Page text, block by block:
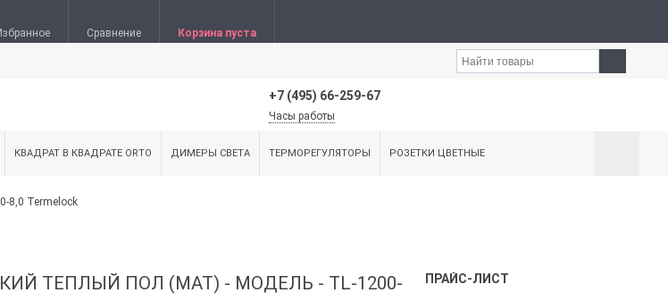
Сравнение Корзина пуста
+7 (495) 66-259-67
Часы работы
КВАДРАТ В КВАДРАТЕ ORTO ДИМЕРЫ СВЕТА ТЕРМОРЕГУЛЯТОРЫ РОЗЕТКИ ЦВЕТНЫЕ
8,0 Termelock
ПРАЙС-ЛИСТ
ТЕПЛЫЙ ПОЛ (МАТ) - МОДЕЛЬ - TL-1200-